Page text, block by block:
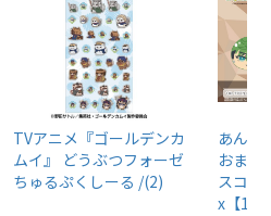
TVアニメ『ゴールデンカ
ムイ』 どうぶつフォーゼ
ちゅるぷくしーる /(2)
あんさ
おまん
スコッ
x【